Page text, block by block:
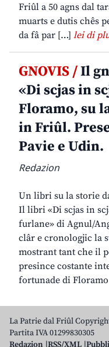
Friûl a 50 agns dal
muarts e dutis chês
da fâ par […] lei di
GNOVIS /Il
«Di scjas in
Floramo, su
in Friûl.
Pavie e Udin.
Redazion
Un libri su la storie
Il libri «Di scjas in
furlane» di Agnul/
clâr e cronologjic la
mostrant tant che il
presince costante
fortunade di
La Patrie dal Friûl
Partita IVA 01299830305
Redazion RSS/XML